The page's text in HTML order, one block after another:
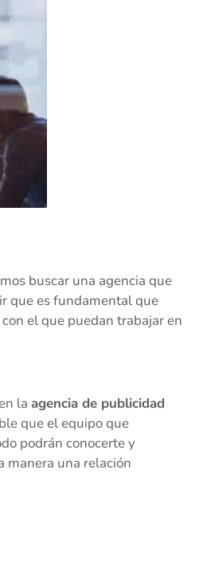
buscar una agencia que
que es fundamental que
el que puedan trabajar en
la agencia de publicidad
que el equipo que
podrán conocerte y
manera una relación